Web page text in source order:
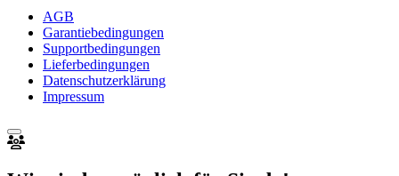
AGB
Garantiebedingungen
Supportbedingungen
Lieferbedingungen
Datenschutzerklärung
Impressum